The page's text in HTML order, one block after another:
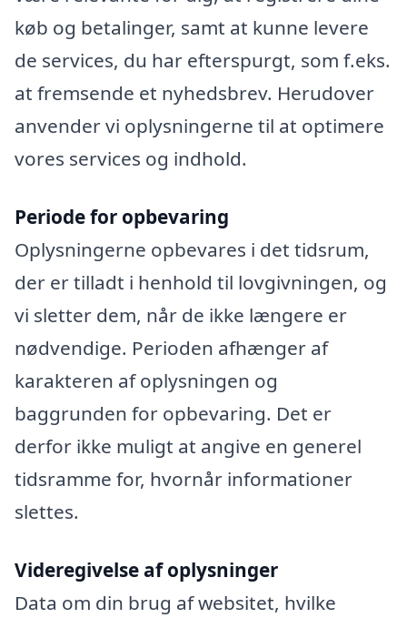
køb og betalinger, samt at kunne levere
de services, du har efterspurgt, som f.eks.
at fremsende et nyhedsbrev. Herudover
anvender vi oplysningerne til at optimere
vores services og indhold.
Periode for opbevaring
Oplysningerne opbevares i det tidsrum,
der er tilladt i henhold til lovgivningen, og
vi sletter dem, når de ikke længere er
nødvendige. Perioden afhænger af
karakteren af oplysningen og
baggrunden for opbevaring. Det er
derfor ikke muligt at angive en generel
tidsramme for, hvornår informationer
slettes.
Videregivelse af oplysninger
Data om din brug af websitet, hvilke